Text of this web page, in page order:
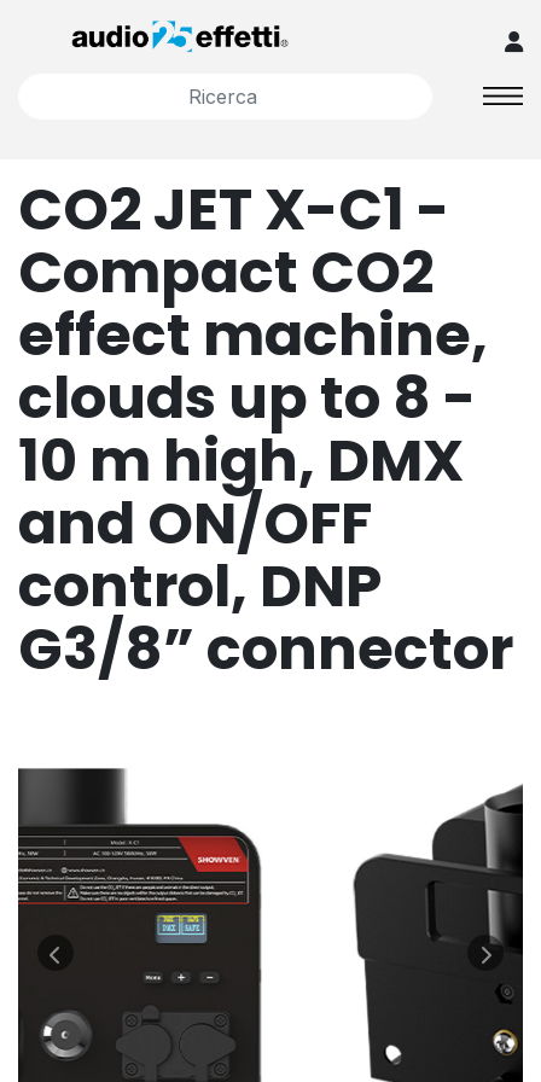
CO2 JET X-C1 -
Compact CO2
effect machine,
clouds up to 8 -
10 m high, DMX
and ON/OFF
control, DNP
G3/8” connector